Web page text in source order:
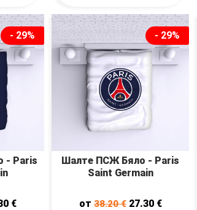
- 29%
- Paris
€
- 29%
Шалте ПСЖ Бяло - Paris
Saint Germain
от38.20€ 27.30 €